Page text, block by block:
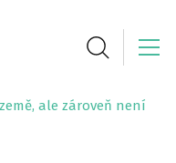
ale zároveň není